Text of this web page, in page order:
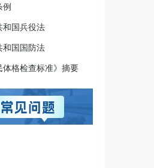
例
和国兵役法
和国国防法
体格检查标准》摘要